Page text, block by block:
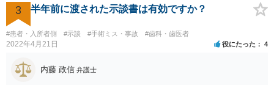
られた理由以外での利用拒否は禁止されていますし、公の施設でもマ
スクなしだけでの利用拒否は問題となりえますが、民間のお店に対し
ては慰謝料の請求は認められないと考えられます。
3 半年前に渡された示談書は有効ですか？
#患者・入所者側 #示談 #手術ミス・事故 #歯科・歯医者
2022年4月21日 役にたった 4
内藤 政信 弁護士